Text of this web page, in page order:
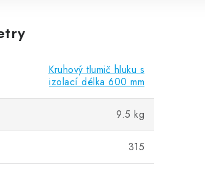
Kruhový tlumič hluku s
izolací délka 600 mm
9.5 kg
315